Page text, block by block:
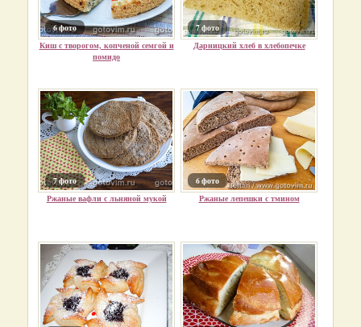
6 фото
Киш с творогом, копченой семгой и
помидо
7 фото
Дарницкий хлеб в хлебопечке
7 фото
Ржаные вафли с льняной мукой
6 фото
Ржаные лепешки с тмином